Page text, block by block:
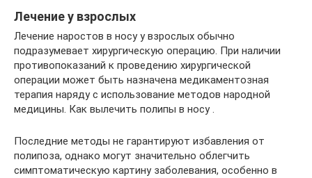
Лечение у взрослых
Лечение наростов в носу у взрослых обычно
подразумевает хирургическую операцию. При наличии
противопоказаний к проведению хирургической
операции может быть назначена медикаментозная
терапия наряду с использование методов народной
медицины. Как вылечить полипы в носу .
Последние методы не гарантируют избавления от
полипоза, однако могут значительно облегчить
симптоматическую картину заболевания, особенно в